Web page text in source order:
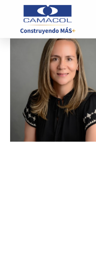
contenido
principal